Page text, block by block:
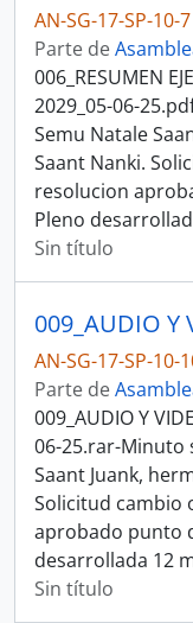
AN-SG-17-SP-10-7
Parte de
006_RESUMEN
2029_05-06-
Semu Natale
Saant Nanki.
resolucion
Pleno
Sin título
AN-SG-17-SP-10-
Parte de
009_AUDIO Y
06-25.rar-Minuto
Saant Juank,
Solicitud cambio
aprobado punto
desarrollada 12
Sin título